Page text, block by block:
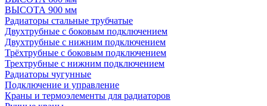
ВЫСОТА 900 мм
Радиаторы стальные трубчатые
Двухтрубные с боковым подключением
Двухтрубные с нижним подключением
Трёхтрубные с боковым подключением
Трехтрубные с нижним подключением
Радиаторы чугунные
Подключение и управление
Краны и термоэлементы для радиаторов